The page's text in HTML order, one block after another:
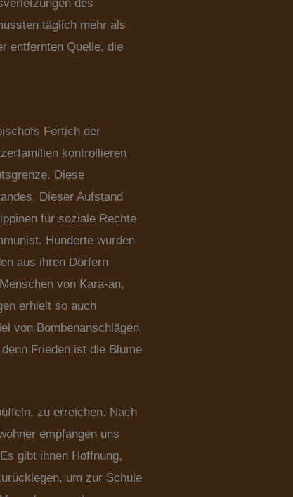
des
täglich mehr als
entfernten Quelle, die
Fortich der
kontrollieren
Diese
Dieser Aufstand
für soziale Rechte
Hunderte wurden
aus ihren Dörfern
von Kara-an,
erhielt so auch
von Bombenanschlägen
Frieden ist die Blume
zu erreichen. Nach
empfangen uns
gibt ihnen Hoffnung,
um zur Schule